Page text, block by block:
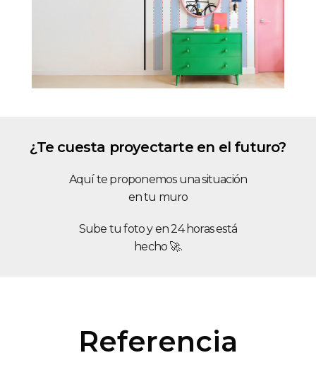
¿Te cuesta proyectarte en el futuro?
Aquí te proponemos una situación
en tu muro
Sube tu foto y en 24 horas está
hecho 🚀.
Referencia